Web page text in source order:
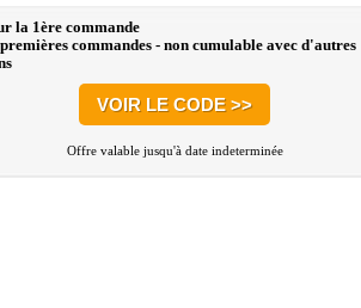
la 1ère commande
commandes - non cumulable avec d'autres
VOIR LE CODE >>
Offre valable jusqu'à date indeterminée